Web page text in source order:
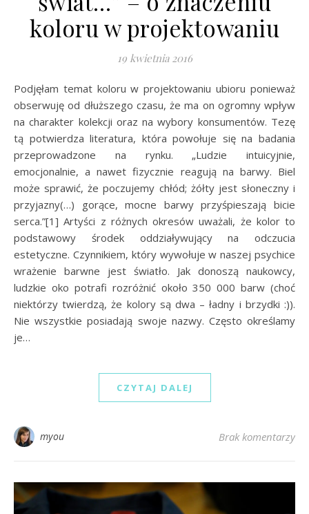
koloru w projektowaniu
19 kwietnia 2016
Podjęłam temat koloru w projektowaniu ubioru ponieważ
obserwuję od dłuższego czasu, że ma on ogromny wpływ
na charakter kolekcji oraz na wybory konsumentów. Tezę
tą potwierdza literatura, która powołuje się na badania
przeprowadzone na rynku. „Ludzie intuicyjnie,
emocjonalnie, a nawet fizycznie reagują na barwy. Biel
może sprawić, że poczujemy chłód; żółty jest słoneczny i
przyjazny(…) gorące, mocne barwy przyśpieszają bicie
serca.”[1] Artyści z różnych okresów uważali, że kolor to
podstawowy środek oddziaływujący na odczucia
estetyczne. Czynnikiem, który wywołuje w naszej psychice
wrażenie barwne jest światło. Jak donoszą naukowcy,
ludzkie oko potrafi rozróżnić około 350 000 barw (choć
niektórzy twierdzą, że kolory są dwa – ładny i brzydki :)).
Nie wszystkie posiadają swoje nazwy. Często określamy
je…
CZYTAJ DALEJ
myou Brak komentarzy